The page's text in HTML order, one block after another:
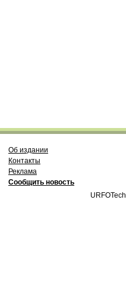
Об издании
Контакты
Реклама
Сообщить новость